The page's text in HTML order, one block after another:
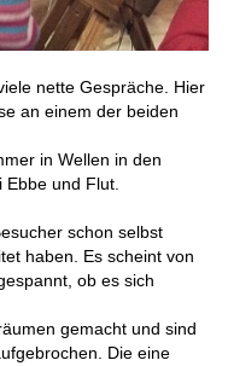
nette Gespräche. Hier
an einem der beiden
in Wellen in den
und Flut.
schon selbst
haben. Es scheint von
ob es sich
gemacht und sind
Die eine